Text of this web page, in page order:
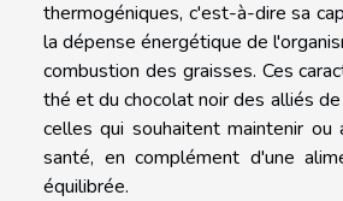
thermogéniques, c'est-à-dire sa
la dépense énergétique de
combustion des graisses. Ces
thé et du chocolat noir des alliés
celles qui souhaitent maintenir ou
santé, en complément d'une
équilibrée.